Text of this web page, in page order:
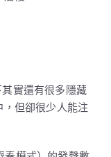
實還有很多隱藏
但卻很少人能注